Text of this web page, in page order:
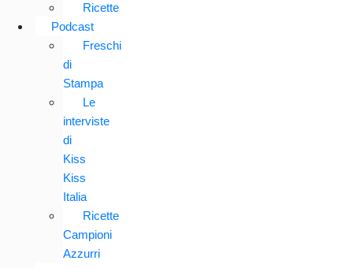
Ricette
Podcast
Freschi
di
Stampa
Le
interviste
di
Kiss
Kiss
Italia
Ricette
Campioni
Azzurri